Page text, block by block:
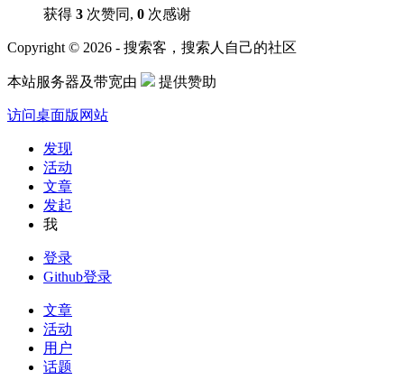
获得 3 次赞同, 0 次感谢
Copyright © 2026 - 搜索客，搜索人自己的社区
本站服务器及带宽由 提供赞助
访问桌面版网站
发现
活动
文章
发起
我
登录
Github登录
文章
活动
用户
话题